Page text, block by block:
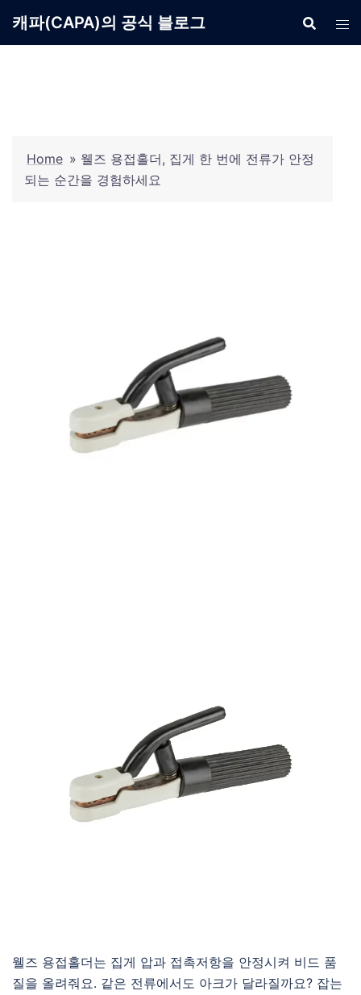
캐파(CAPA)의 공식 블로그
Home » 웰즈 용접홀더, 집게 한 번에 전류가 안정
되는 순간을 경험하세요
웰즈 용접홀더는 집게 압과 접촉저항을 안정시켜 비드 품
질을 올려줘요. 같은 전류에서도 아크가 달라질까요? 잡는